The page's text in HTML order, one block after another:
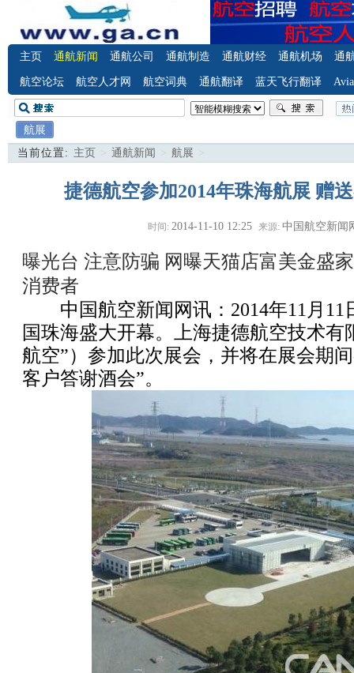
主页 通航新闻 通航公司 通航制造 通航财经 通航机场 通
航空论坛 航空人才网 航空词典 通航翻译 蓝天飞行翻译
航展
当前位置: 主页 > 通航新闻 > 航展 >
捷德航空参加2014年珠海航展 赠
时间: 2014-11-10 12:25 来源: 中国航空新闻
曝光台 注意防骗 网曝天猫店富美金盛
消费者
中国航空新闻网讯：2014年11月11
国珠海盛大开幕。上海捷德航空技术有
航空”）参加此次展会，并将在展会期
客户答谢酒会”。